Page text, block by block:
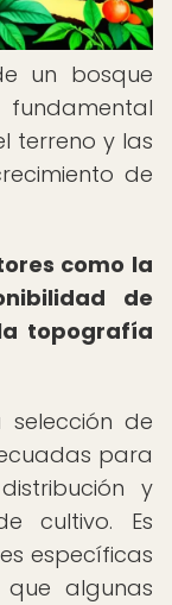
un bosque
terreno y las
de
como la
de
topografía
selección de
para
y
cultivo. Es
específicas
algunas